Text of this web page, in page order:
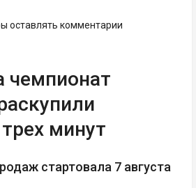
оставлять комментарии
чемпионат
минут
стартовала 7 августа